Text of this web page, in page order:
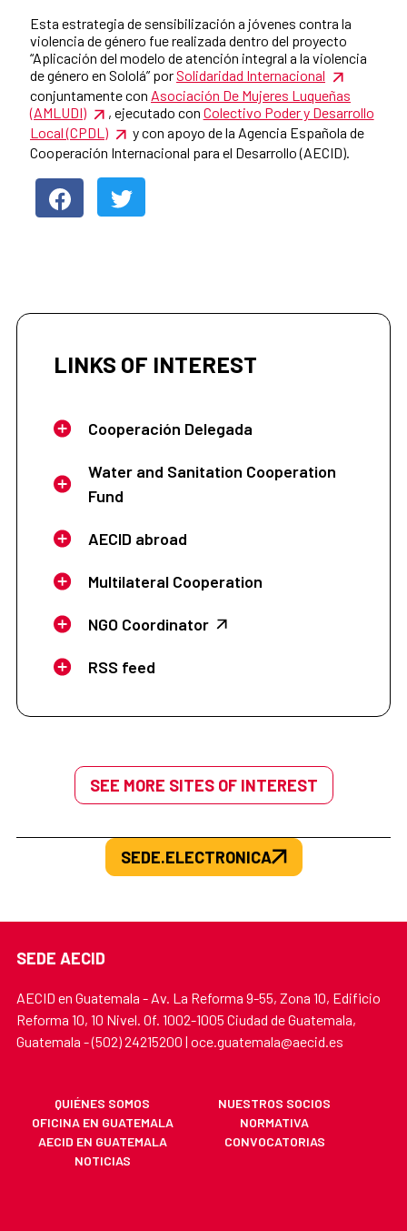
Esta estrategia de sensibilización a jóvenes contra la
violencia de género fue realizada dentro del proyecto
“Aplicación del modelo de atención integral a la violencia
de género en Sololá” porSolidaridad Internacional
conjuntamente con Asociación De Mujeres Luqueñas
(AMLUDI)
, ejecutado con Colectivo Poder y Desarrollo
Local (CPDL)
y con apoyo de la Agencia Española de
Cooperación Internacional para el Desarrollo (AECID).
LINKS OF INTEREST
Cooperación Delegada
Water and Sanitation Cooperation
Fund
AECID abroad
Multilateral Cooperation
NGO Coordinator
RSS feed
SEE MORE SITES OF INTEREST
SEDE.ELECTRONICA
SEDE AECID
AECID en Guatemala - Av. La Reforma 9-55, Zona 10, Edificio
Reforma 10, 10 Nivel. Of. 1002-1005 Ciudad de Guatemala,
Guatemala - (502) 24215200 | oce.guatemala@aecid.es
QUIÉNES SOMOS
NUESTROS SOCIOS
OFICINA EN GUATEMALA
NORMATIVA
AECID EN GUATEMALA
CONVOCATORIAS
NOTICIAS